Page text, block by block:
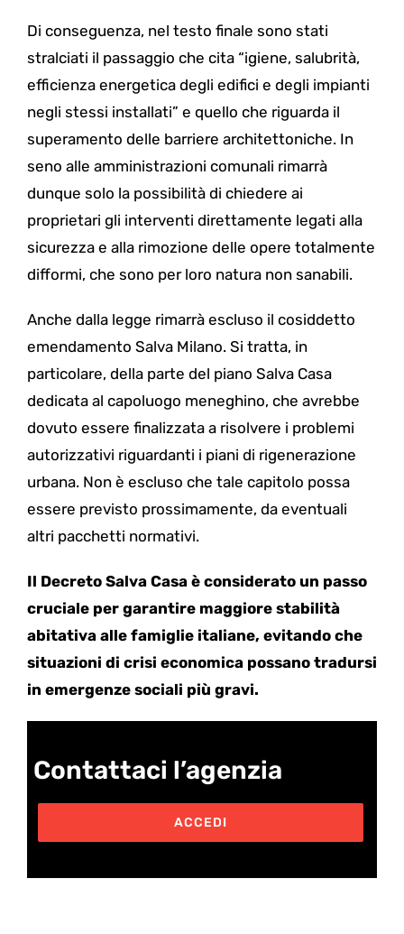
Di conseguenza, nel testo finale sono stati
stralciati il passaggio che cita “igiene, salubrità,
efficienza energetica degli edifici e degli impianti
negli stessi installati” e quello che riguarda il
superamento delle barriere architettoniche. In
seno alle amministrazioni comunali rimarrà
dunque solo la possibilità di chiedere ai
proprietari gli interventi direttamente legati alla
sicurezza e alla rimozione delle opere totalmente
difformi, che sono per loro natura non sanabili.
Anche dalla legge rimarrà escluso il cosiddetto
emendamento Salva Milano. Si tratta, in
particolare, della parte del piano Salva Casa
dedicata al capoluogo meneghino, che avrebbe
dovuto essere finalizzata a risolvere i problemi
autorizzativi riguardanti i piani di rigenerazione
urbana. Non è escluso che tale capitolo possa
essere previsto prossimamente, da eventuali
altri pacchetti normativi.
Il Decreto Salva Casa è considerato un passo
cruciale per garantire maggiore stabilità
abitativa alle famiglie italiane, evitando che
situazioni di crisi economica possano tradursi
in emergenze sociali più gravi.
Contattaci l’agenzia
ACCEDI